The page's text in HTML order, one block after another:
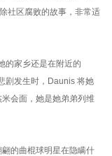
社区腐败的故事，非常适
的家乡还是在附近的
剧发生时，Daunis 将她
会面，她是她弟弟列维
的曲棍球明星在隐瞒什